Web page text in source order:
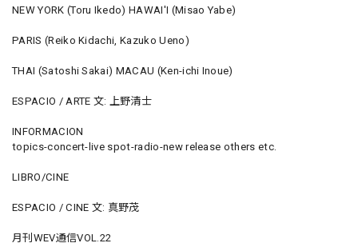
NEW YORK (Toru Ikedo) HAWAI'I (Misao Yabe)
PARIS (Reiko Kidachi, Kazuko Ueno)
THAI (Satoshi Sakai) MACAU (Ken-ichi Inoue)
ESPACIO / ARTE 文: 上野清士
INFORMACION
topics-concert-live spot-radio-new release others etc.
LIBRO/CINE
ESPACIO / CINE 文: 真野茂
月刊WEV通信VOL.22